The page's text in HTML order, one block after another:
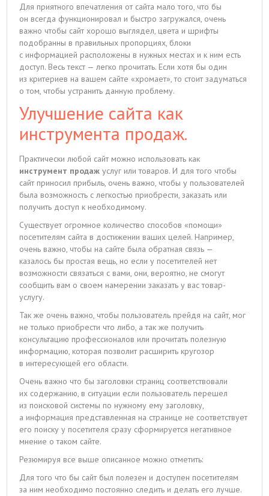
Для приятного впечатления от сайта мало того, что бы
он всегда функционировал и быстро загружался, очень
важно чтобы сайт хорошо выглядел, цвета и шрифты
подобранны в правильных пропорциях, блоки
с информацией расположены в нужных местах и к ним есть
доступ. Весь текст — легко прочитать. Если хотя бы один
из критериев на вашем сайте «хромает», то стоит задуматься
о том, чтобы устранить данную проблему.
Улучшение сайта как
инструмента продаж.
Практически любой сайт можно использовать как
инструмент продаж услуг или товаров. И для того чтобы
сайт приносил прибыль, очень важно, чтобы у пользователей
была возможность с легкостью приобрести, заказать или
получить доступ к необходимому.
Существует огромное количество способов «помощи»
посетителям сайта в достижении ваших целей. Например,
очень важно, чтобы на сайте была обратная связь —
казалось бы простая вещь, но если у посетителей нет
возможности связаться с вами, они, вероятно, не смогут
сообщить вам о своем намерении заказать у вас товар-
услугу.
Так же очень важно, чтобы пользователь прейдя на сайт, мог
не только приобрести что либо, а так же получить
консультацию профессионалов или прочитать полезную
информацию, которая позволит расширить кругозор
в интересующей его области.
Очень важно что бы заголовки страниц соответствовали
их содержанию, в ситуации если пользователь перешел
из поисковой системы по нужному ему заголовку,
а информация представленная на странице не соответствует
его поиску у посетителя сразу сформируется негативное
мнение о таком сайте.
Резюмируя все выше описанное можно отметить:
Для того что бы сайт был полезен и доступен посетителям
за ним необходимо постоянно следить и делать его лучше.